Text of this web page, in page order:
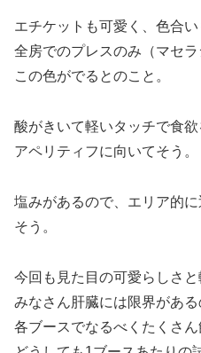
エチケットも可愛く、色合い
全房でのプレスのみ（マセラ
この色がでるとのこと。
酸がきいて軽いタッチで食欲
アペリティフに向いてそう。
塩みがあるので、エリア的
そう。
今回も見た目の可愛らしさ
みなさん肝臓には限界がある
各ブースでなるべくたくさん